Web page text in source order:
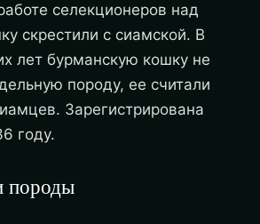
селекционеров над
скрестили с сиамской. В
лет бурманскую кошку не
породу, ее считали
Зарегистрирована
году.
породы